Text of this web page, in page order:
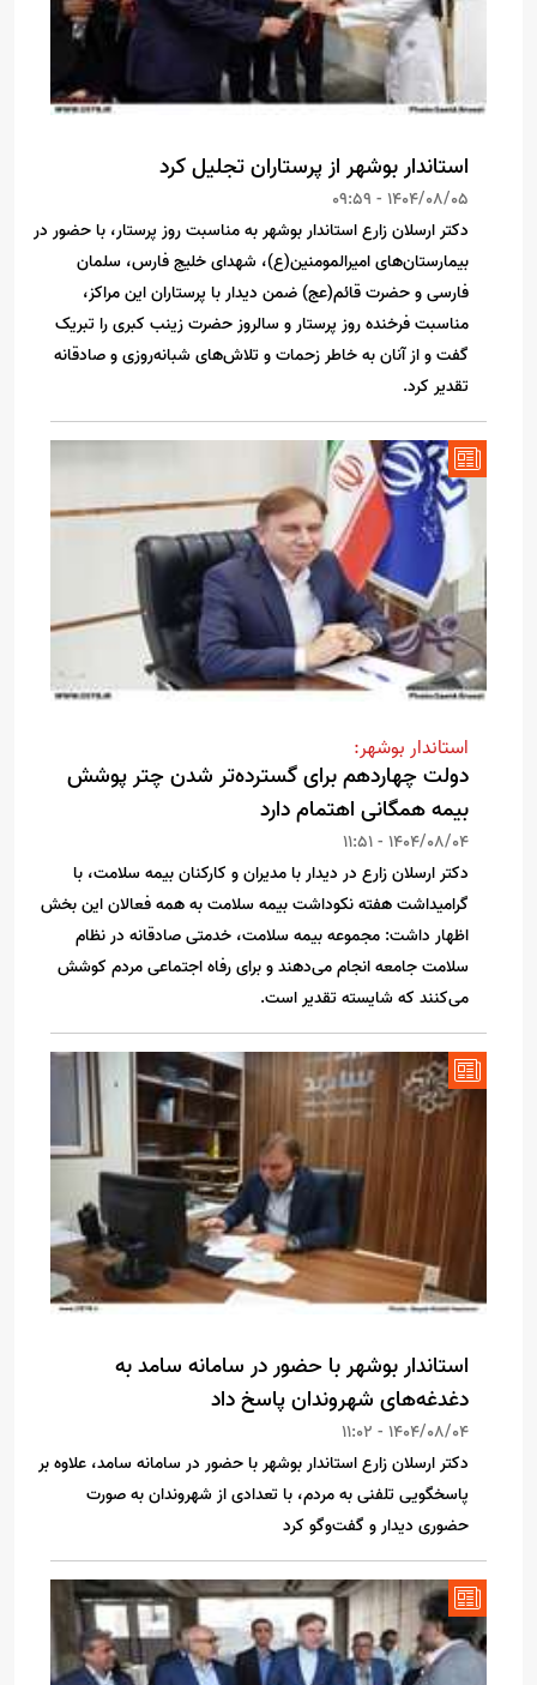
استاندار بوشهر از پرستاران تجلیل کرد
1404/08/05 - 09:59
دکتر ارسلان زارع استاندار بوشهر به مناسبت روز پرستار، با حضور در
بیمارستان‌های امیرالمومنین(ع)، شهدای خلیج فارس، سلمان
فارسی و حضرت قائم(عج) ضمن دیدار با پرستاران این مراکز،
مناسبت فرخنده روز پرستار و سالروز حضرت زینب کبری را تبریک
گفت و از آنان به خاطر زحمات و تلاش‌های شبانه‌روزی و صادقانه
تقدیر کرد.
استاندار بوشهر:
دولت چهاردهم برای گسترده‌تر شدن چتر پوشش
بیمه همگانی اهتمام دارد
1404/08/04 - 11:51
دکتر ارسلان زارع در دیدار با مدیران و کارکنان بیمه سلامت، با
گرامیداشت هفته نکوداشت بیمه سلامت به همه فعالان این بخش
اظهار داشت: مجموعه بیمه سلامت، خدمتی صادقانه در نظام
سلامت جامعه انجام می‌دهند و برای رفاه اجتماعی مردم کوشش
می‌کنند که شایسته تقدیر است.
استاندار بوشهر با حضور در سامانه سامد به
دغدغه‌های شهروندان پاسخ داد
1404/08/04 - 11:02
دکتر ارسلان زارع استاندار بوشهر با حضور در سامانه سامد، علاوه بر
پاسخگویی تلفنی به مردم، با تعدادی از شهروندان به صورت
حضوری دیدار و گفت‌وگو کرد